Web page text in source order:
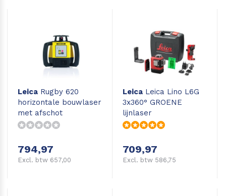
Leica Rugby 620
horizontale bouwlaser
met afschot
794,97
Excl. btw 657,00
Leica Leica Lino L6G
3x360° GROENE
lijnlaser
709,97
Excl. btw 586,75